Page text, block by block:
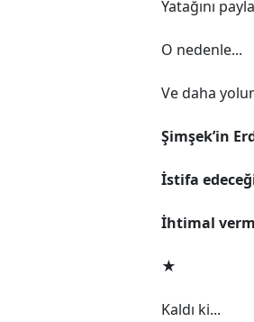
Yatağını
O nedenle...
Ve daha
Şimşek’in
İstifa
İhtimal
★
Kaldı ki...